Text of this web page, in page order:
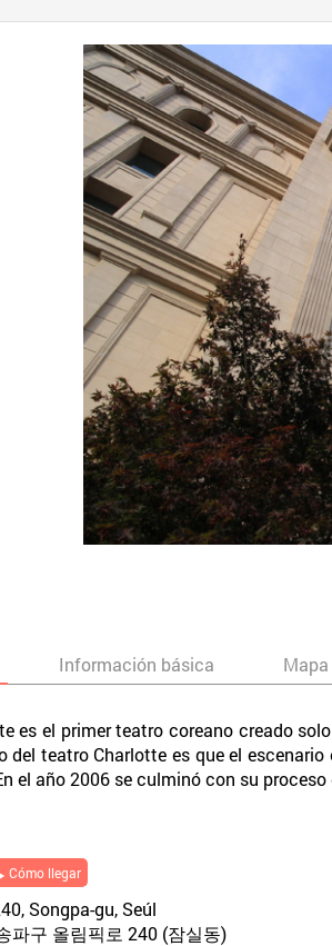
Información básica Mapa
es el primer teatro coreano creado
del teatro Charlotte es que el
el año 2006 se culminó con su proceso
Cómo llegar
Songpa-gu, Seúl
파구 올림픽로 240 (잠실동)